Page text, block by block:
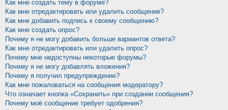
Как мне создать тему в форуме?
Как мне отредактировать или удалить сообщение?
Как мне добавить подпись к своему сообщению?
Как мне создать опрос?
Почему я не могу добавить больше вариантов ответа?
Как мне отредактировать или удалить опрос?
Почему мне недоступны некоторые форумы?
Почему я не могу добавлять вложения?
Почему я получил предупреждение?
Как мне пожаловаться на сообщения модератору?
Что означает кнопка «Сохранить» при создании сообщения?
Почему моё сообщение требует одобрения?